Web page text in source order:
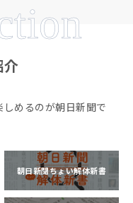
めるのが朝日新聞で
朝日新聞ちょい解体新書